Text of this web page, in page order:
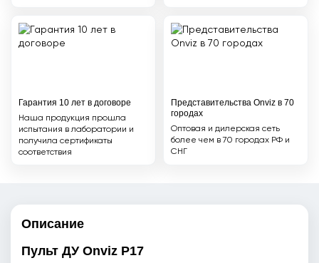
Гарантия 10 лет в договоре
Наша продукция прошла
испытания в лаборатории и
получила сертификаты
соответствия
Представительства Onviz в 70
городах
Оптовая и дилерская сеть
более чем в 70 городах РФ и
СНГ
Описание
Пульт ДУ Onviz P17